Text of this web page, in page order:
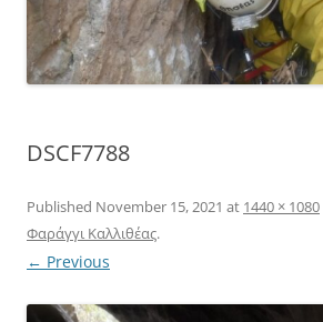
DSCF7788
Published November 15, 2021 at 1440 × 1080
Φαράγγι Καλλιθέας.
← Previous